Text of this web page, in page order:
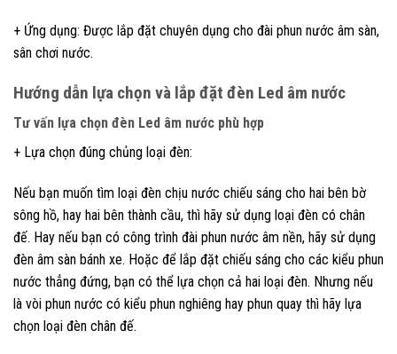
+ Ứng dụng: Được lắp đặt chuyên dụng cho đài phun nước âm sàn,
sân chơi nước.
Hướng dẫn lựa chọn và lắp đặt đèn Led âm nước
Tư vấn lựa chọn đèn Led âm nước phù hợp
+ Lựa chọn đúng chủng loại đèn:
Nếu bạn muốn tìm loại đèn chịu nước chiếu sáng cho hai bên bờ
sông hồ, hay hai bên thành cầu, thì hãy sử dụng loại đèn có chân
đế. Hay nếu bạn có công trình đài phun nước âm nền, hãy sử dụng
đèn âm sàn bánh xe. Hoặc để lắp đặt chiếu sáng cho các kiểu phun
nước thẳng đứng, bạn có thể lựa chọn cả hai loại đèn. Nhưng nếu
là vòi phun nước có kiểu phun nghiêng hay phun quay thì hãy lựa
chọn loại đèn chân đế.